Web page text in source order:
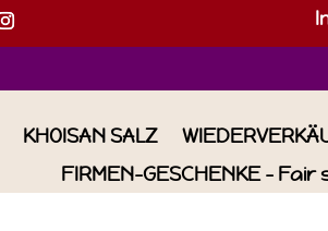
KHOISAN SALZ
FIRMEN-GESCHENKE –